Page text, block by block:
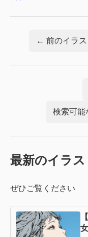
← 前のイラ
検索可能
最新のイラ
ぜひご覧ください